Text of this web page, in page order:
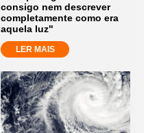
consigo nem descrever
completamente como era
aquela luz"
LER MAIS